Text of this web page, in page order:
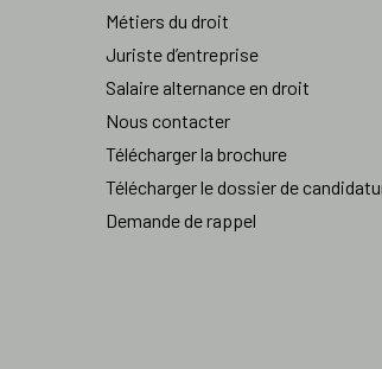
Métiers du droit
Juriste d’entreprise
Salaire alternance en droit
Nous contacter
Télécharger la brochure
Télécharger le dossier de
Demande de rappel